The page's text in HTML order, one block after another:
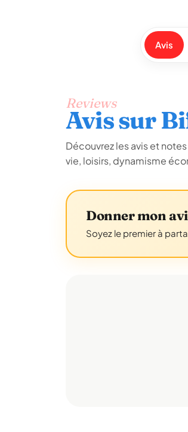
Avis
Reviews
Avis sur
Découvrez les avis et
vie, loisirs, dynamisme
Donner mon
Soyez le premier à